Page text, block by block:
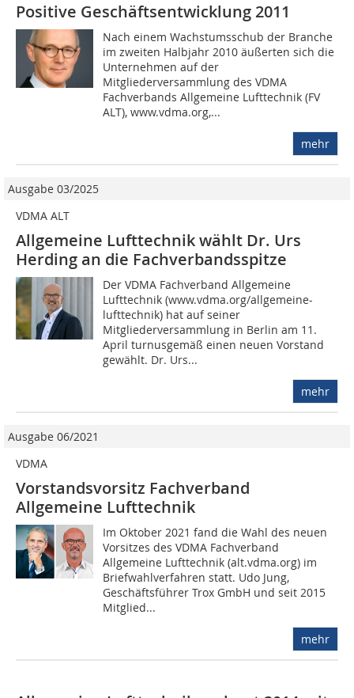
Positive Geschäftsentwicklung 2011
Nach einem Wachstumsschub der Branche
im zweiten Halbjahr 2010 äußerten sich die
Unternehmen auf der
Mitgliederversammlung des VDMA
Fachverbands Allgemeine Lufttechnik (FV
ALT), www.vdma.org,...
mehr
Ausgabe 03/2025
VDMA ALT
Allgemeine Lufttechnik wählt Dr. Urs
Herding an die Fachverbandsspitze
Der VDMA Fachverband Allgemeine
Lufttechnik (www.vdma.org/allgemeine-
lufttechnik) hat auf seiner
Mitgliederversammlung in Berlin am 11.
April turnusgemäß einen neuen Vorstand
gewählt. Dr. Urs...
mehr
Ausgabe 06/2021
VDMA
Vorstandsvorsitz Fachverband
Allgemeine Lufttechnik
Im Oktober 2021 fand die Wahl des neuen
Vorsitzes des VDMA Fachverband
Allgemeine Lufttechnik (alt.vdma.org) im
Briefwahlverfahren statt. Udo Jung,
Geschäftsführer Trox GmbH und seit 2015
Mitglied...
mehr